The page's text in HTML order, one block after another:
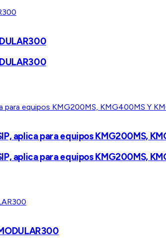
aplica para equipos KMG200MS,
aplica para equipos KMG200MS,